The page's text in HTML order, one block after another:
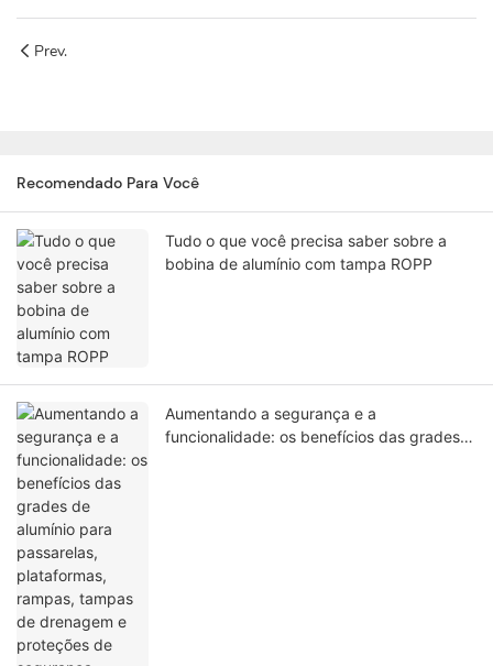
Prev.
Recomendado Para Você
Tudo o que você precisa saber sobre a
bobina de alumínio com tampa ROPP
Aumentando a segurança e a
funcionalidade: os benefícios das grades